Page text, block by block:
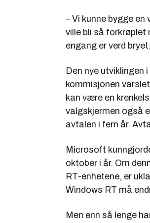
– Vi kunne bygge
ville bli så forkrøplet
engang er verd
Den nye utviklingen
kommisjonen
kan være en
valgskjermen også
avtalen i fem år.
Microsoft
oktober i år. Om
RT-enhetene, er
Windows RT må
Men enn så lenge